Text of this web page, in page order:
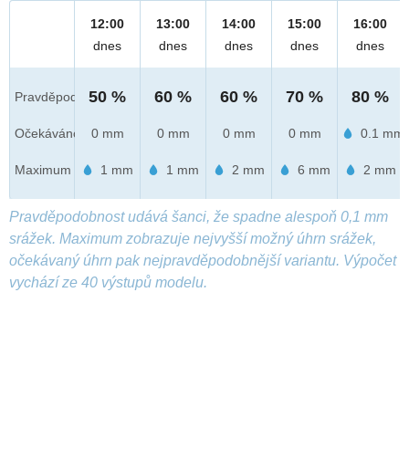
Pravděpod.
Očekáváno
Maximum
12:00
dnes
50 %
0 mm
1 mm
13:00
dnes
60 %
0 mm
1 mm
14:00
dnes
60 %
0 mm
2 mm
15:00
dnes
70 %
0 mm
6 mm
16:00
dnes
80 %
0.1 mm
2 mm
Pravděpodobnost udává šanci, že spadne alespoň 0,1 mm
srážek. Maximum zobrazuje nejvyšší možný úhrn srážek,
očekávaný úhrn pak nejpravděpodobnější variantu. Výpočet
vychází ze 40 výstupů modelu.